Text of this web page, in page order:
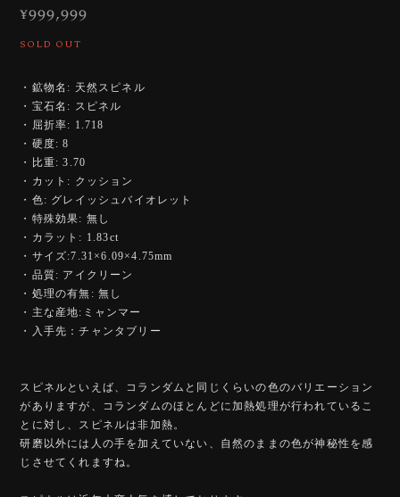
¥999,999
SOLD OUT
・鉱物名: 天然スピネル
・宝石名: スピネル
・屈折率: 1.718
・硬度: 8
・比重: 3.70
・カット: クッション
・色: グレイッシュバイオレット
・特殊効果: 無し
・カラット: 1.83ct
・サイズ:7.31×6.09×4.75mm
・品質: アイクリーン
・処理の有無: 無し
・主な産地:ミャンマー
・入手先：チャンタブリー
スピネルといえば、コランダムと同じくらいの色のバリエーション
がありますが、コランダムのほとんどに加熱処理が行われているこ
とに対し、スピネルは非加熱。
研磨以外には人の手を加えていない、自然のままの色が神秘性を感
じさせてくれますね。